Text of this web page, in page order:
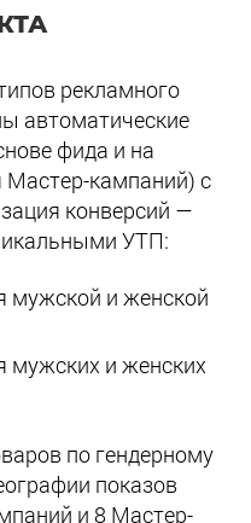
рекламного
автоматические
фида и на
Мастер-кампаний) с
конверсий —
УТП:
мужской и женской
мужских и женских
по гендерному
показов
и 8 Мастер-